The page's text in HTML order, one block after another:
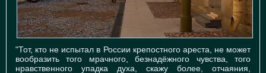
"Тот, кто не испытал в России крепостного ареста, не может
вообразить того мрачного, безнадёжного чувства, того
нравственного упадка духа, скажу более, отчаяния,